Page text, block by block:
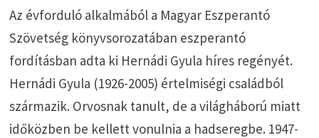
Az évforduló alkalmából a Magyar Eszperantó
Szövetség könyvsorozatában eszperantó
fordításban adta ki Hernádi Gyula híres regényét.
Hernádi Gyula (1926-2005) értelmiségi családból
származik. Orvosnak tanult, de a világháború miatt
időközben be kellett vonulnia a hadseregbe. 1947-